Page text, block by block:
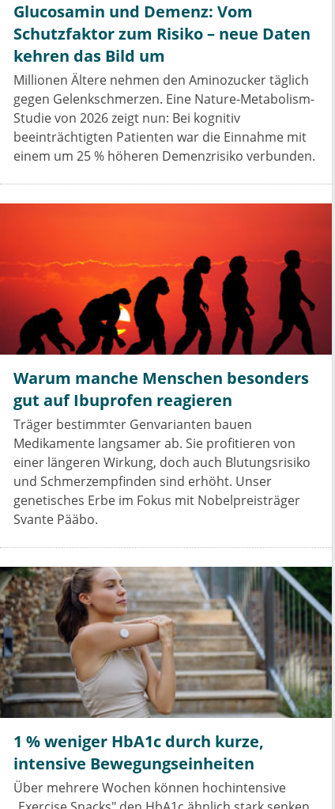
Glucosamin und Demenz: Vom
Schutzfaktor zum Risiko – neue Daten
kehren das Bild um
Millionen Ältere nehmen den Aminozucker täglich
gegen Gelenkschmerzen. Eine Nature-Metabolism-
Studie von 2026 zeigt nun: Bei kognitiv
beeinträchtigten Patienten war die Einnahme mit
einem um 25 % höheren Demenzrisiko verbunden.
Warum manche Menschen besonders
gut auf Ibuprofen reagieren
Träger bestimmter Genvarianten bauen
Medikamente langsamer ab. Sie profitieren von
einer längeren Wirkung, doch auch Blutungsrisiko
und Schmerzempfinden sind erhöht. Unser
genetisches Erbe im Fokus mit Nobelpreisträger
Svante Pääbo.
1 % weniger HbA1c durch kurze,
intensive Bewegungseinheiten
Über mehrere Wochen können hochintensive